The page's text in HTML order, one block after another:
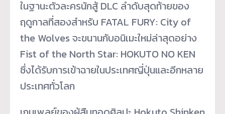
ในฐานะตัวละครนักสู้ DLC ลำดับสุดท้ายของ
ฤดูกาลที่สองสำหรับ FATAL FURY: City of
the Wolves จะขนานกับอนิเมะใหม่ล่าสุดอย่าง
Fist of the North Star: HOKUTO NO KEN
ซึ่งได้รับการเข้าฉายในประเทศญี่ปุ่นและอีกหลาย
ประเทศทั่วโลก